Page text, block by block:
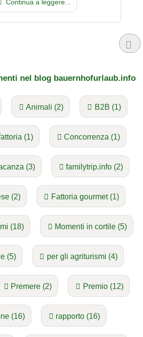
Continua a leggere...
nel blog bauernhofurlaub.info
Animali (2) B2B (1)
(1) Concorrenza (1)
(3) familytrip.info (2)
(2) Fattoria gourmet (1)
(18) Momenti in cortile (5)
(5) per gli agriturismi (4)
Premere (2) Premio (12)
(16) rapporto (16)